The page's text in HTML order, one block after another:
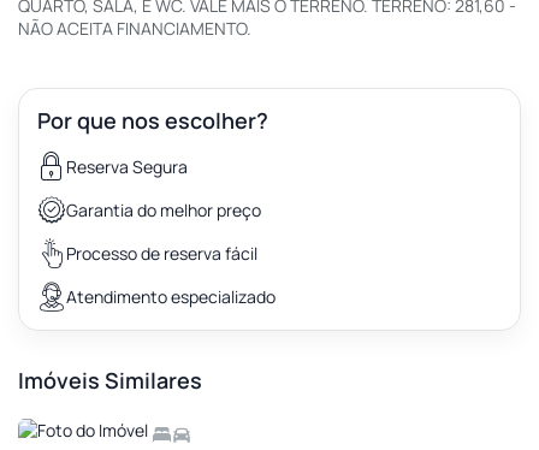
QUARTO, SALA, E WC. VALE MAIS O TERRENO. TERRENO: 281,60 -
NÃO ACEITA FINANCIAMENTO.
Por que nos escolher?
Reserva Segura
Garantia do melhor preço
Processo de reserva fácil
Atendimento especializado
Imóveis Similares